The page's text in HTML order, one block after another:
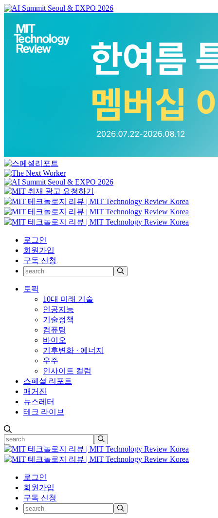
로그인
회원가입
구독 신청
토픽
10대 미래 기술
인공지능
기술정책
컴퓨팅
바이오
기후변화 · 에너지
우주
인사이트 컬럼
스페셜 리포트
매거진
뉴스레터
테크 라이브
로그인
회원가입
구독 신청